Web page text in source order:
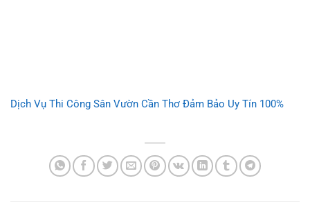
Dịch Vụ Thi Công Sân Vườn Cần Thơ Đảm Bảo Uy Tín 100%